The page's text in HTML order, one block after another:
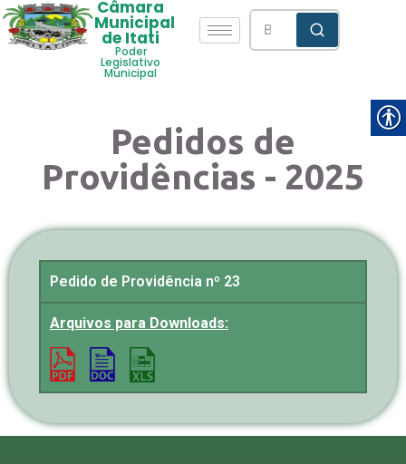
Câmara
Municipal
de Itati
Poder
Legislativo
Municipal
Pedidos de
Providências - 2025
Pedido de Providência nº 23
Arquivos para Downloads: